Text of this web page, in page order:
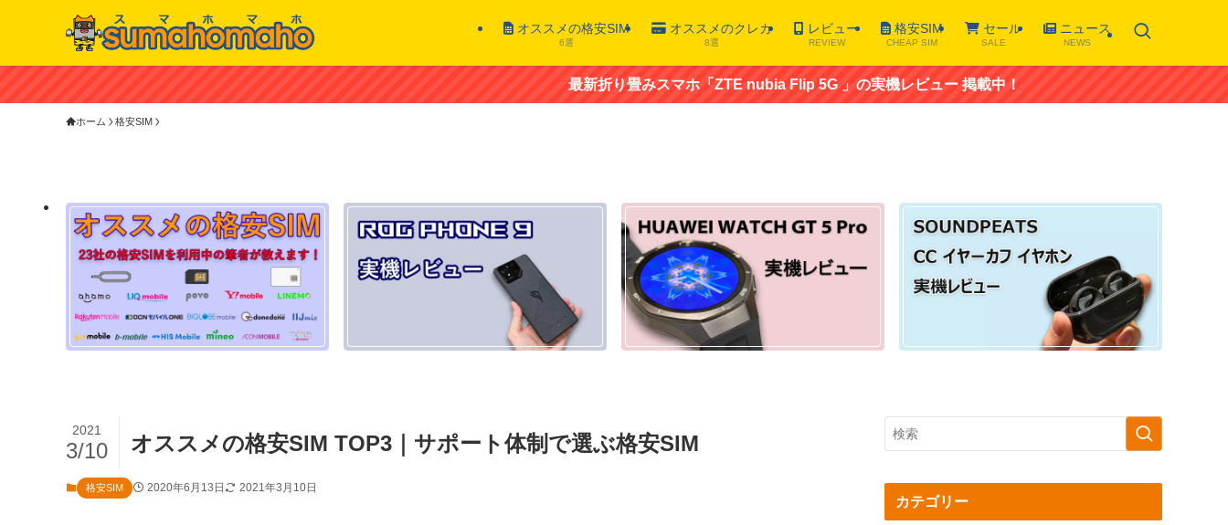
オススメの格安SIM
6選
オススメのクレカ
8選
レビュー
REVIEW
格安SIM
CHEAP SIM
セール
SALE
ニュース
NEWS
最新折り畳みスマホ「ZTE nubia Flip 5G 」の実機レビュー 掲載中！
ホーム 格安SIM
オススメの格安SIM TOP3｜サポート体制で選ぶ格安SIM
2021
3/10
格安SIM 2020年6月13日 2021年3月10日
カテゴリー